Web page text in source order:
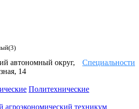
Специальности
автономный округ,
14
Политехнические